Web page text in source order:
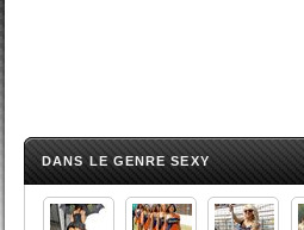
DANS LE GENRE SEXY